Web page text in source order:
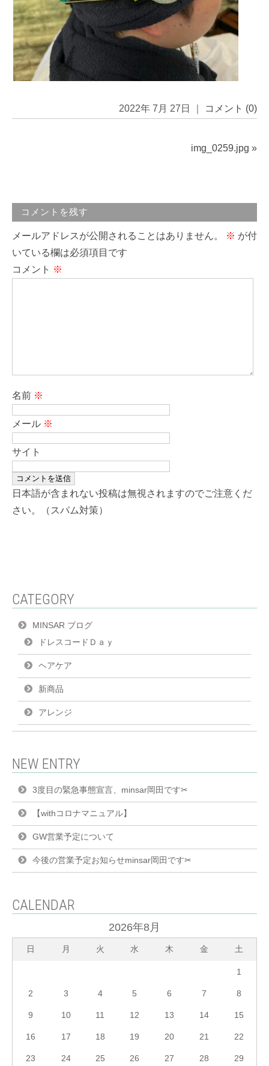
2022年 7月 27日 ｜ コメント (0)
img_0259.jpg »
コメントを残す
メールアドレスが公開されることはありません。 ※ が付
いている欄は必須項目です
コメント ※
名前 ※
メール ※
サイト
日本語が含まれない投稿は無視されますのでご注意くだ
さい。（スパム対策）
CATEGORY
MINSAR ブログ
ドレスコードＤａｙ
ヘアケア
新商品
アレンジ
NEW ENTRY
3度目の緊急事態宣言、minsar岡田です✂︎
【withコロナマニュアル】
GW営業予定について
今後の営業予定お知らせminsar岡田です✂︎
CALENDAR
2026年8月
日 月 火 水 木 金 土
1
2 3 4 5 6 7 8
9 10 11 12 13 14 15
16 17 18 19 20 21 22
23 24 25 26 27 28 29